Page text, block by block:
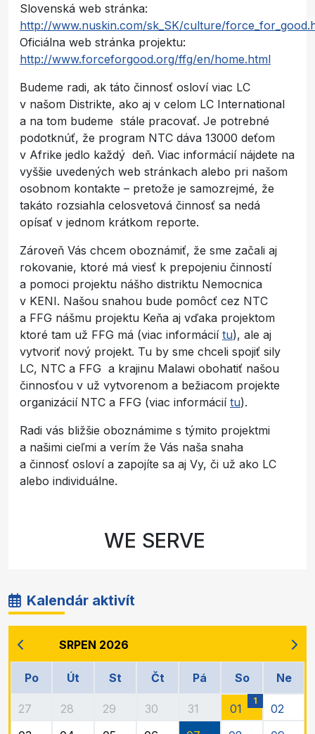
Slovenská web stránka:
http://www.nuskin.com/sk_SK/culture/
Oficiálna web stránka projektu:
http://www.forceforgood.org/ffg/en/home.html
Budeme radi, ak táto činnosť osloví viac LC
v našom Distrikte, ako aj v celom LC International
a na tom budeme stále pracovať. Je potrebné
podotknúť, že program NTC dáva 13000 deťom
v Afrike jedlo každý deň. Viac informácií nájdete na
vyššie uvedených web stránkach alebo pri našom
osobnom kontakte – pretože je samozrejmé, že
takáto rozsiahla celosvetová činnosť sa nedá
opísať v jednom krátkom reporte.
Zároveň Vás chcem oboznámiť, že sme začali aj
rokovanie, ktoré má viesť k prepojeniu činností
a pomoci projektu nášho distriktu Nemocnica
v KENI. Našou snahou bude pomôcť cez NTC
a FFG nášmu projektu Keňa aj vďaka projektom
ktoré tam už FFG má (viac informácií tu), ale aj
vytvoriť nový projekt. Tu by sme chceli spojiť sily
LC, NTC a FFG a krajinu Malawi obohatiť našou
činnosťou v už vytvorenom a bežiacom projekte
organizácií NTC a FFG (viac informácií tu).
Radi vás bližšie oboznámime s týmito projektmi
a našimi cieľmi a verím že Vás naša snaha
a činnosť osloví a zapojíte sa aj Vy, či už ako LC
alebo individuálne.
WE SERVE
Kalendár aktivít
SRPEN 2026
Po Út St Čt Pá So Ne
27 28 29 30 31 01
1
02